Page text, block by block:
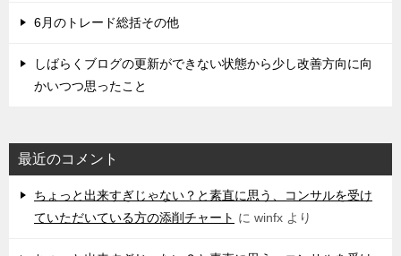
6月のトレード総括その他
しばらくブログの更新ができない状態から少し改善方向に向
かいつつ思ったこと
最近のコメント
ちょっと出来すぎじゃない？と素直に思う、コンサルを受け
ていただいている方の添削チャート に winfx より